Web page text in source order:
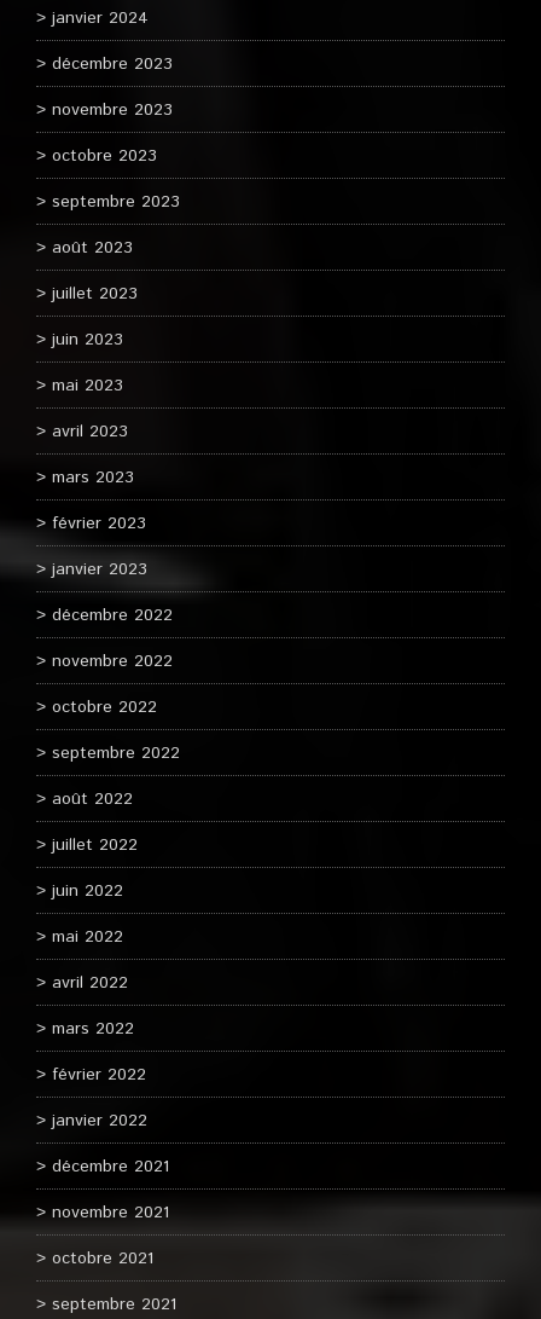
janvier 2024
décembre 2023
novembre 2023
octobre 2023
septembre 2023
août 2023
juillet 2023
juin 2023
mai 2023
avril 2023
mars 2023
février 2023
janvier 2023
décembre 2022
novembre 2022
octobre 2022
septembre 2022
août 2022
juillet 2022
juin 2022
mai 2022
avril 2022
mars 2022
février 2022
janvier 2022
décembre 2021
novembre 2021
octobre 2021
septembre 2021